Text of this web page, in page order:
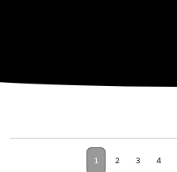
1 2 3 4